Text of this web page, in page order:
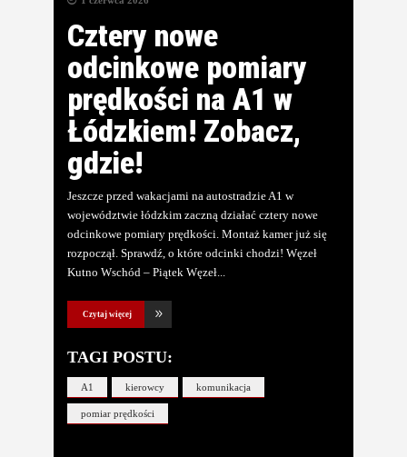
Cztery nowe
odcinkowe pomiary
prędkości na A1 w
Łódzkiem! Zobacz,
gdzie!
Jeszcze przed wakacjami na autostradzie A1 w
województwie łódzkim zaczną działać cztery nowe
odcinkowe pomiary prędkości. Montaż kamer już się
rozpoczął. Sprawdź, o które odcinki chodzi! Węzeł
Kutno Wschód – Piątek Węzeł
Czytaj więcej
TAGI POSTU:
A1 kierowcy komunikacja
pomiar prędkości